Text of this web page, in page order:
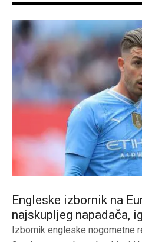
Engleske izbornik na
najskupljeg napadača,
Izbornik engleske nogometne